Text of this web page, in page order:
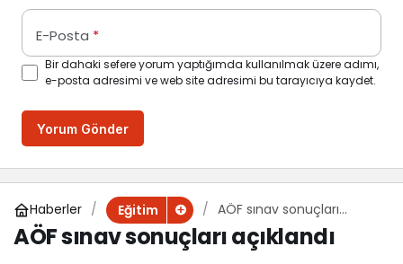
E-Posta *
Bir dahaki sefere yorum yaptığımda kullanılmak üzere adımı,
e-posta adresimi ve web site adresimi bu tarayıcıya kaydet.
Yorum Gönder
Haberler Eğitim
AÖF sınav sonuçları
açıklandı
AÖF sınav sonuçları açıklandı